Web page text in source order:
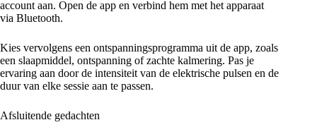
account aan. Open de app en verbind hem met het apparaat
via Bluetooth.
Kies vervolgens een ontspanningsprogramma uit de app, zoals
een slaapmiddel, ontspanning of zachte kalmering. Pas je
ervaring aan door de intensiteit van de elektrische pulsen en de
duur van elke sessie aan te passen.
Afsluitende gedachten